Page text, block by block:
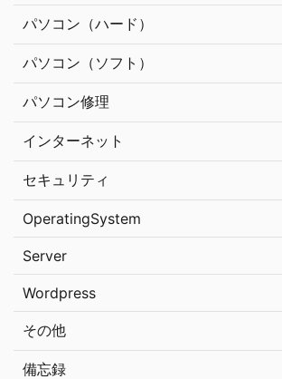
パソコン（ハード）
パソコン（ソフト）
パソコン修理
インターネット
セキュリティ
OperatingSystem
Server
Wordpress
その他
備忘録